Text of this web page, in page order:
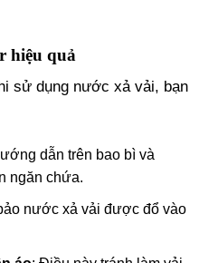
hiệu quả
sử dụng nước xả vải, bạn
dẫn trên bao bì và
ngăn chứa.
nước xả vải được đổ vào